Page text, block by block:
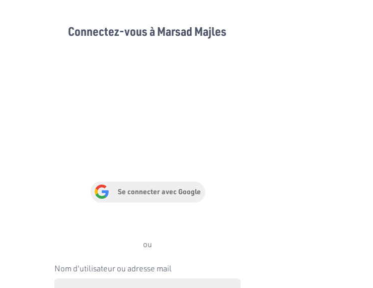
Connectez-vous à Marsad Majles
Se connecter avec Google
ou
Nom d'utilisateur ou adresse mail